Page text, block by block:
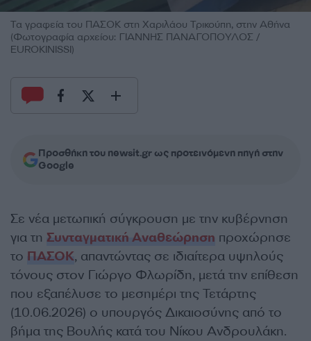
Τα γραφεία του ΠΑΣΟΚ στη Χαριλάου Τρικούπη, στην Αθήνα
(Φωτογραφία αρχείου: ΓΙΑΝΝΗΣ ΠΑΝΑΓΟΠΟΥΛΟΣ /
EUROKINISSI)
Προσθήκη του newsit.gr ως προτεινόμενη πηγή στην
Google
Σε νέα μετωπική σύγκρουση με την κυβέρνηση
για τη Συνταγματική Αναθεώρηση προχώρησε
το ΠΑΣΟΚ, απαντώντας σε ιδιαίτερα υψηλούς
τόνους στον Γιώργο Φλωρίδη, μετά την επίθεση
που εξαπέλυσε το μεσημέρι της Τετάρτης
(10.06.2026) ο υπουργός Δικαιοσύνης από το
βήμα της Βουλής κατά του Νίκου Ανδρουλάκη.